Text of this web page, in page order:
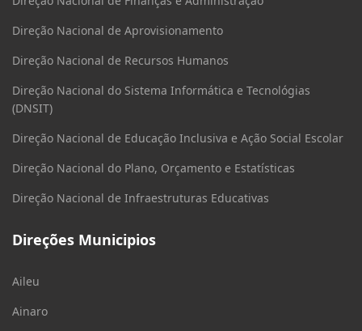
Direção Nacional de Aprovisionamento
Direção Nacional de Recursos Humanos
Direção Nacional do Sistema Informática e Tecnológias
(DNSIT)
Direção Nacional de Educação Inclusiva e Ação Social Escolar
Direção Nacional do Plano, Orçamento e Estatísticas
Direção Nacional de Infraestruturas Educativas
Direções Municipios
Aileu
Ainaro